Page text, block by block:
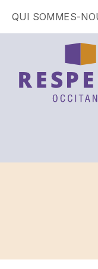
QUI SOMMES-